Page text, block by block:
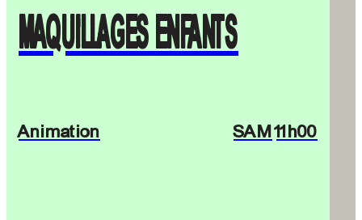
MAQUILLAGES ENFANTS
Animation SAM 11h00